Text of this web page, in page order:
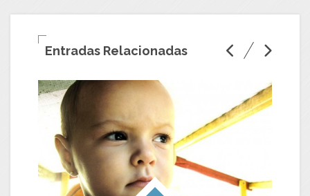
Entradas Relacionadas